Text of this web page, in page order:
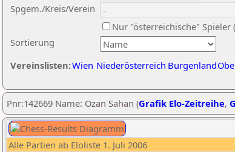
Sortierung
Spgem./Kreis/Verein
Nur "österreichische" Spieler
Vereinslisten:Wien Niederösterreich Burgenland
Pnr:142669 Name: Ozan Sahan (Grafik Elo-Zeitreihe,
Alle Partien ab Eloliste 1. Juli 2006